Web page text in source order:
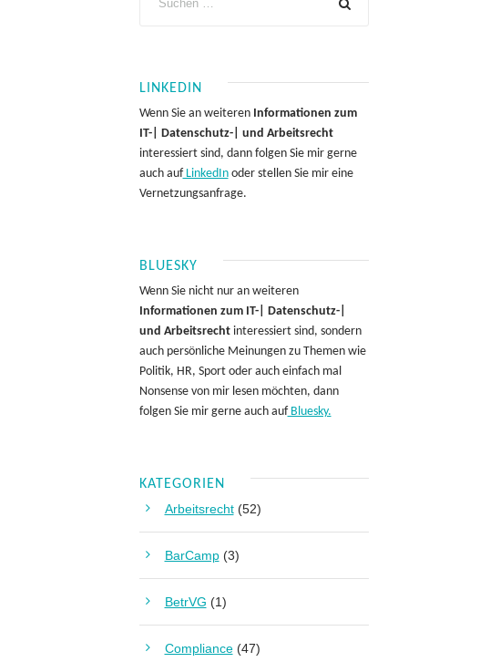
LINKEDIN
Wenn Sie an weiteren Informationen zum
IT-| Datenschutz-| und Arbeitsrecht
interessiert sind, dann folgen Sie mir gerne
auch aufLinkedInoder stellen Sie mir eine
Vernetzungsanfrage.
BLUESKY
Wenn Sie nicht nur an weiteren
Informationen zum IT-| Datenschutz-|
und Arbeitsrechtinteressiert sind, sondern
auch persönliche Meinungen zu Themen wie
Politik, HR, Sport oder auch einfach mal
Nonsense von mir lesen möchten, dann
folgen Sie mir gerne auch aufBluesky.
KATEGORIEN
Arbeitsrecht(52)
BarCamp(3)
BetrVG (1)
Compliance(47)